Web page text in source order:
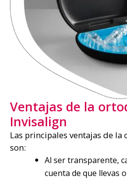
Ventajas de la
Invisalign
Las principales ventajas de
son:
Al ser transparente,
cuenta de que llevas